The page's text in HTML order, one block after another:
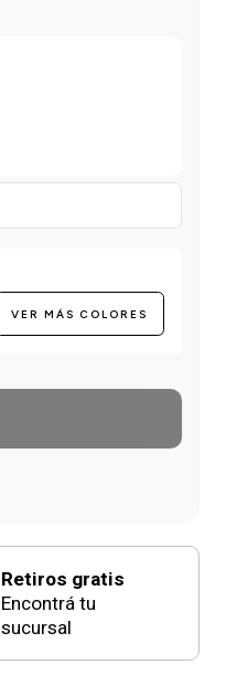
VER MÁS COLORES
Retiros gratis
Encontrá tu
sucursal